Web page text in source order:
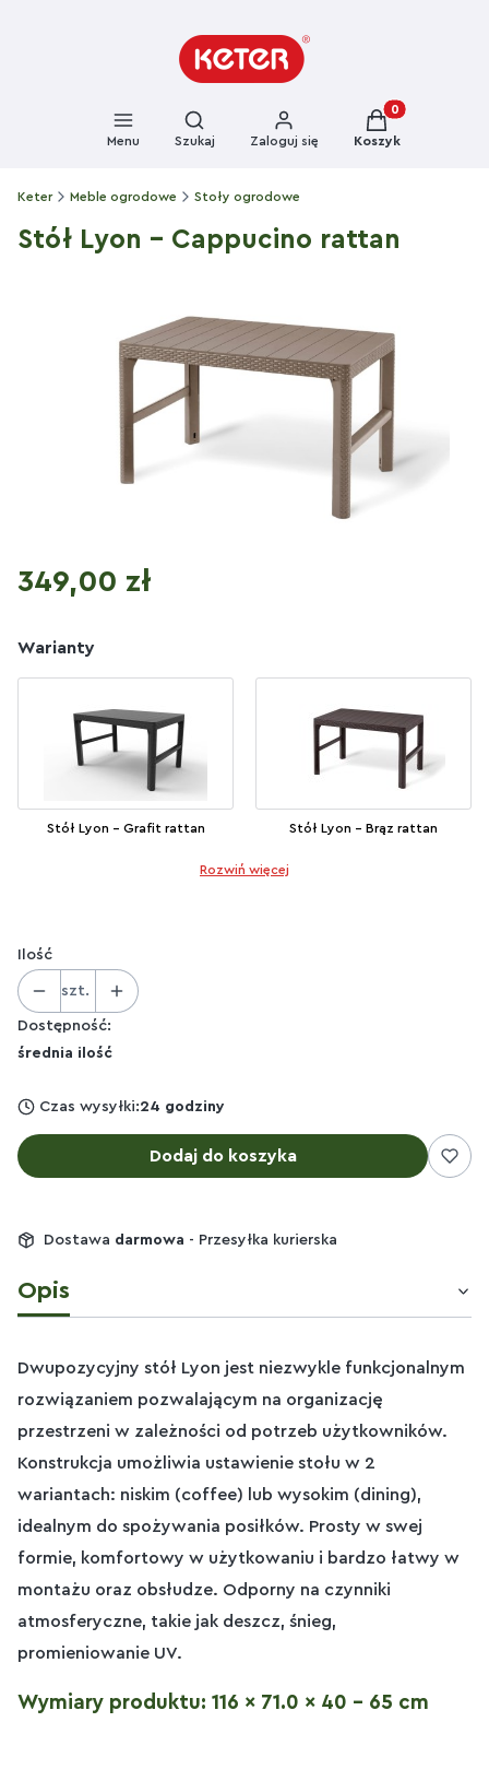
Menu
Otwórz wyszukiwarkę
Szukaj Zaloguj się
Produkty w
Koszyk
Keter Meble ogrodowe Stoły ogrodowe
Stół Lyon - Cappucino rattan
Cena
349,00 zł
Warianty
Stół Lyon - Grafit rattan Stół Lyon - Brąz rattan
Rozwiń więcej
Ilość
szt.
Dostępność:
średnia ilość
Czas wysyłki:24 godziny
Dodaj do koszyka
Dostawa darmowa - Przesyłka kurierska
Opis
Dwupozycyjny stół Lyon jest niezwykle funkcjonalnym
rozwiązaniem pozwalającym na organizację
przestrzeni w zależności od potrzeb użytkowników.
Konstrukcja umożliwia ustawienie stołu w 2
wariantach: niskim (coffee) lub wysokim (dining),
idealnym do spożywania posiłków. Prosty w swej
formie, komfortowy w użytkowaniu i bardzo łatwy w
montażu oraz obsłudze. Odporny na czynniki
atmosferyczne, takie jak deszcz, śnieg,
promieniowanie UV.
Wymiary produktu: 116 x 71.0 x 40 - 65 cm